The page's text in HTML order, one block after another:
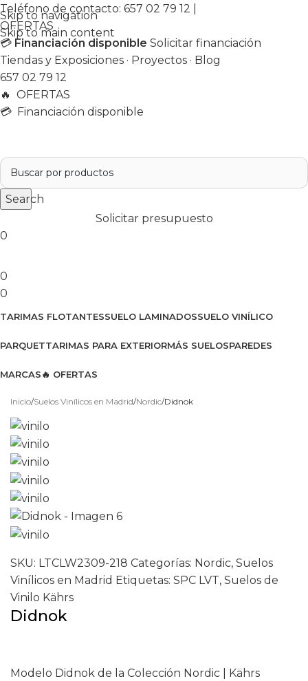
Skip to navigation
Skip to main content
Teléfono de contacto: 657 02 79 12
OFERTAS
💳 Financiación disponible Solicitar financiación
Tiendas y Exposiciones · Proyectos · Blog
657 02 79 12
🔥 OFERTAS
💳 Financiación disponible
Search
Solicitar presupuesto
0
0
0
TARIMAS FLOTANTESSUELO LAMINADOSSUELO VINÍLICO
PARQUETTARIMAS PARA EXTERIORMÁS SUELOSPAREDES
MARCAS🔥 OFERTAS
Ver catálogo 2026
Inicio Suelos Vinílicos en Madrid Nordic Didnok
SKU: LTCLW2309-218 Categorías: Nordic, Suelos
Vinílicos en Madrid Etiquetas: SPC LVT, Suelos de
Vinilo Kährs
Didnok
Modelo Didnok de la Colección Nordic | Kährs